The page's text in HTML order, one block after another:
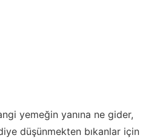
yemeğin yanına ne gider,
düşünmekten bıkanlar için